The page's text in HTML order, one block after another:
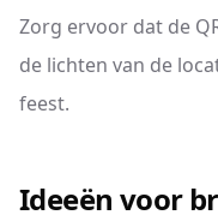
Zorg ervoor dat de
de lichten van de
feest.
Ideeën voor